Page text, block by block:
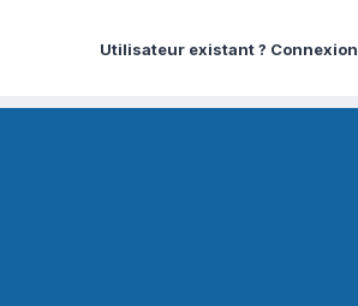
Utilisateur existant ? Connexion